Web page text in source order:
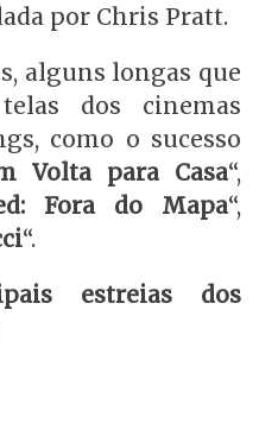
por Chris Pratt.
alguns longas que
dos cinemas
como o sucesso
Volta para Casa“,
Fora do Mapa“,
“.
estreias dos